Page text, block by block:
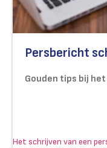
Persbericht
Gouden tips bij
Het schrijven van een